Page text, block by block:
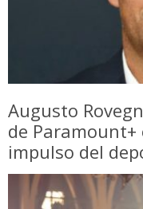
Augusto
de
impulso del